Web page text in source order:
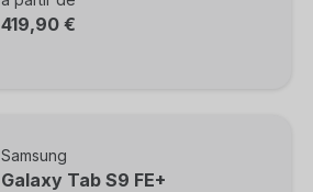
419,90 €
Samsung
Galaxy Tab S9 FE+